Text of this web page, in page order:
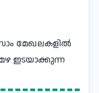
മേഖലകളിൽ
ഇടയാക്കുന്ന